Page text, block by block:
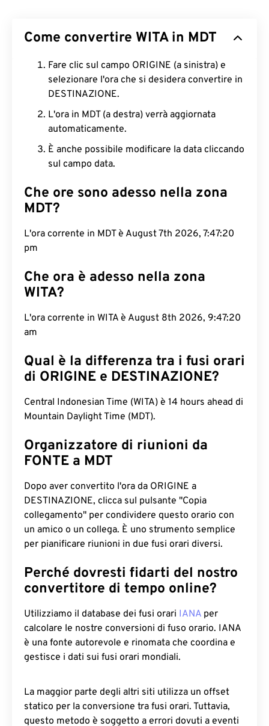
Come convertire WITA in MDT
Fare clic sul campo ORIGINE (a sinistra) e
selezionare l'ora che si desidera convertire in
DESTINAZIONE.
L'ora in MDT (a destra) verrà aggiornata
automaticamente.
È anche possibile modificare la data cliccando
sul campo data.
Che ore sono adesso nella zona
MDT?
L'ora corrente in MDT è August 7th 2026, 7:47:21
pm
Che ora è adesso nella zona
WITA?
L'ora corrente in WITA è August 8th 2026, 9:47:21
am
Qual è la differenza tra i fusi orari
di ORIGINE e DESTINAZIONE?
Central Indonesian Time (WITA) è 14 hours ahead di
Mountain Daylight Time (MDT).
Organizzatore di riunioni da
FONTE a MDT
Dopo aver convertito l'ora da ORIGINE a
DESTINAZIONE, clicca sul pulsante "Copia
collegamento" per condividere questo orario con
un amico o un collega. È uno strumento semplice
per pianificare riunioni in due fusi orari diversi.
Perché dovresti fidarti del nostro
convertitore di tempo online?
Utilizziamo il database dei fusi orari IANA per
calcolare le nostre conversioni di fuso orario. IANA
è una fonte autorevole e rinomata che coordina e
gestisce i dati sui fusi orari mondiali.
La maggior parte degli altri siti utilizza un offset
statico per la conversione tra fusi orari. Tuttavia,
questo metodo è soggetto a errori dovuti a eventi